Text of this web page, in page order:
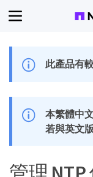
此產品有
本繁體中
若與英文